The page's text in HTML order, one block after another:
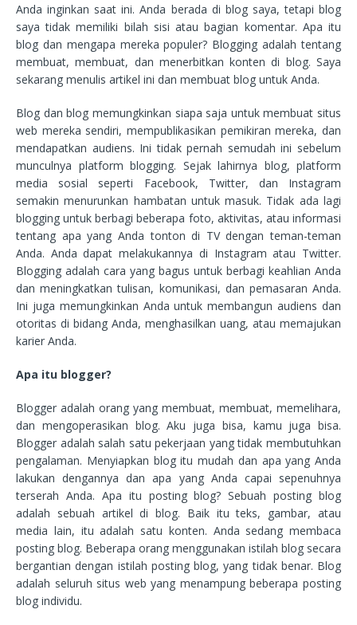
Anda inginkan saat ini. Anda berada di blog saya, tetapi blog
saya tidak memiliki bilah sisi atau bagian komentar. Apa itu
blog dan mengapa mereka populer? Blogging adalah tentang
membuat, membuat, dan menerbitkan konten di blog. Saya
sekarang menulis artikel ini dan membuat blog untuk Anda.
Blog dan blog memungkinkan siapa saja untuk membuat situs
web mereka sendiri, mempublikasikan pemikiran mereka, dan
mendapatkan audiens. Ini tidak pernah semudah ini sebelum
munculnya platform blogging. Sejak lahirnya blog, platform
media sosial seperti Facebook, Twitter, dan Instagram
semakin menurunkan hambatan untuk masuk. Tidak ada lagi
blogging untuk berbagi beberapa foto, aktivitas, atau informasi
tentang apa yang Anda tonton di TV dengan teman-teman
Anda. Anda dapat melakukannya di Instagram atau Twitter.
Blogging adalah cara yang bagus untuk berbagi keahlian Anda
dan meningkatkan tulisan, komunikasi, dan pemasaran Anda.
Ini juga memungkinkan Anda untuk membangun audiens dan
otoritas di bidang Anda, menghasilkan uang, atau memajukan
karier Anda.
Apa itu blogger?
Blogger adalah orang yang membuat, membuat, memelihara,
dan mengoperasikan blog. Aku juga bisa, kamu juga bisa.
Blogger adalah salah satu pekerjaan yang tidak membutuhkan
pengalaman. Menyiapkan blog itu mudah dan apa yang Anda
lakukan dengannya dan apa yang Anda capai sepenuhnya
terserah Anda. Apa itu posting blog? Sebuah posting blog
adalah sebuah artikel di blog. Baik itu teks, gambar, atau
media lain, itu adalah satu konten. Anda sedang membaca
posting blog. Beberapa orang menggunakan istilah blog secara
bergantian dengan istilah posting blog, yang tidak benar. Blog
adalah seluruh situs web yang menampung beberapa posting
blog individu.